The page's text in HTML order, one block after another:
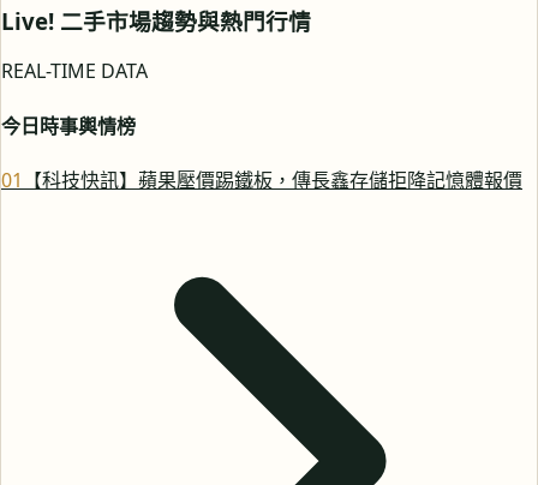
Live! 二手市場趨勢與熱門行情
REAL-TIME DATA
今日時事輿情榜
01 【科技快訊】蘋果壓價踢鐵板，傳長鑫存儲拒降記憶體報價